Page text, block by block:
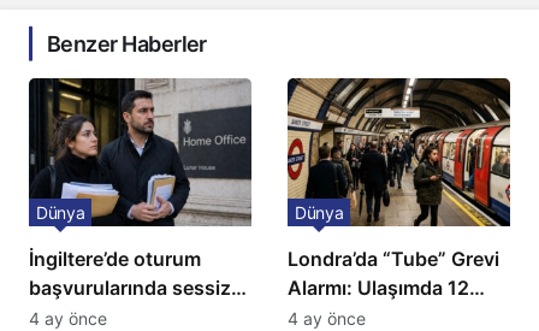
Benzer Haberler
İngiltere’de oturum
başvurularında sessiz
kriz: Büyükelçilikten
Dünya
4 ay önce
Londra’da “Tube” Grevi
Alarmı: Ulaşımda 12
Günlük Kaos Kapıda
Dünya
4 ay önce